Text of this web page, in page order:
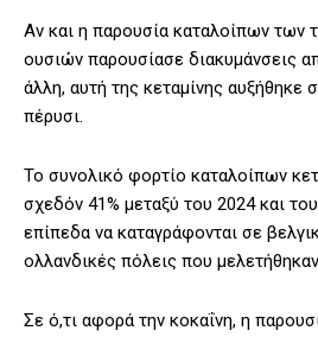
Αν και η παρουσία καταλοίπων των
ουσιών παρουσίασε διακυμάνσεις
άλλη, αυτή της κεταμίνης αυξήθηκε
πέρυσι.
Το συνολικό φορτίο καταλοίπων
σχεδόν 41% μεταξύ του 2024 και
επίπεδα να καταγράφονται σε
ολλανδικές πόλεις που
Σε ό,τι αφορά την κοκαΐνη, η